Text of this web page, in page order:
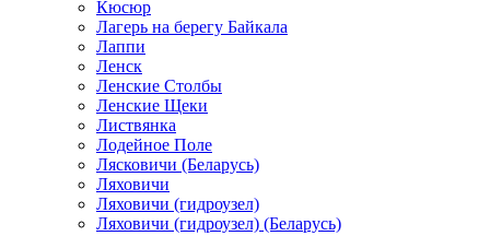
Кюсюр
Лагерь на берегу Байкала
Лаппи
Ленск
Ленские Столбы
Ленские Щеки
Листвянка
Лодейное Поле
Лясковичи (Беларусь)
Ляховичи
Ляховичи (гидроузел)
Ляховичи (гидроузел) (Беларусь)